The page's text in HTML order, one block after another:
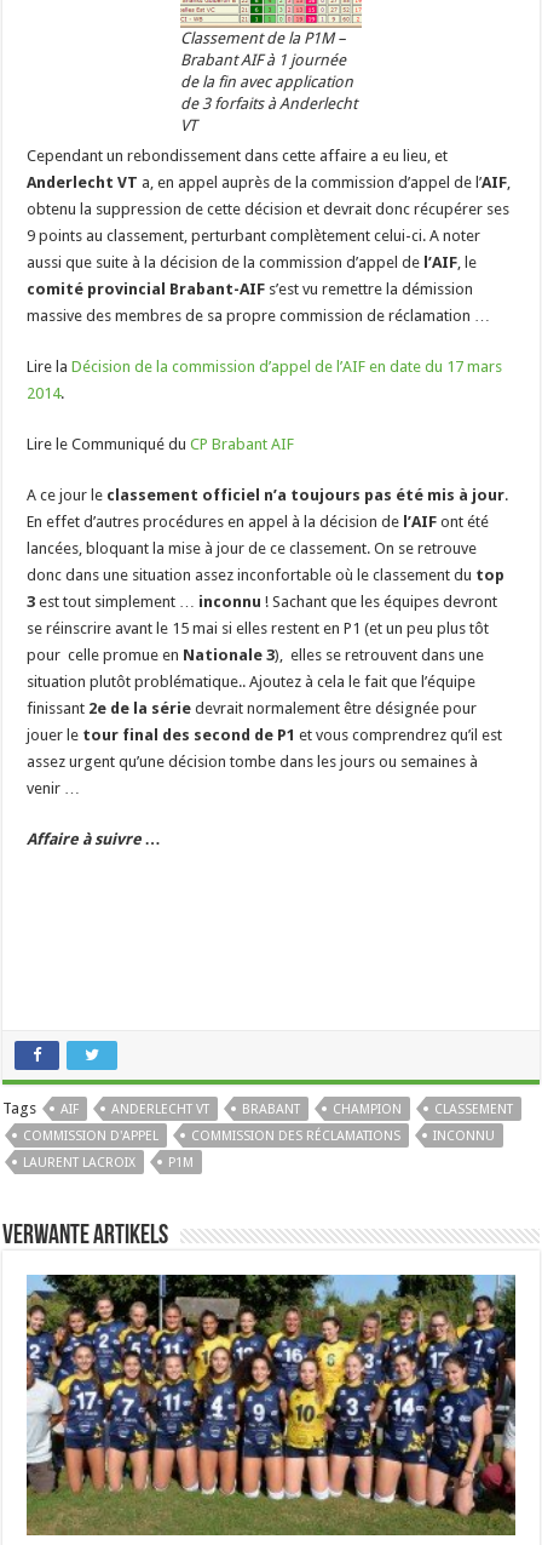
Classement de la P1M –
Brabant AIF à 1 journée
de la fin avec application
de 3 forfaits à Anderlecht
VT
Cependant un rebondissement dans cette affaire a eu lieu, et
Anderlecht VT a, en appel auprès de la commission d’appel de l’AIF,
obtenu la suppression de cette décision et devrait donc récupérer ses
9 points au classement, perturbant complètement celui-ci. A noter
aussi que suite à la décision de la commission d’appel de l’AIF, le
comité provincial Brabant-AIF s’est vu remettre la démission
massive des membres de sa propre commission de réclamation …
Lire laDécision de la commission d’appel de l’AIF en date du 17 mars
2014.
Lire le Communiqué duCP Brabant AIF
A ce jour le classement officiel n’a toujours pas été mis à jour.
En effet d’autres procédures en appel à la décision de l’AIF ont été
lancées, bloquant la mise à jour de ce classement. On se retrouve
donc dans une situation assez inconfortable où le classement du top
3 est tout simplement … inconnu ! Sachant que les équipes devront
se réinscrire avant le 15 mai si elles restent en P1 (et un peu plus tôt
pour celle promue en Nationale 3), elles se retrouvent dans une
situation plutôt problématique.. Ajoutez à cela le fait que l’équipe
finissant 2e de la série devrait normalement être désignée pour
jouer le tour final des second de P1 et vous comprendrez qu’il est
assez urgent qu’une décision tombe dans les jours ou semaines à
venir …
Affaire à suivre …
Tags AIF ANDERLECHT VT BRABANT CHAMPION
CLASSEMENT
COMMISSION D'APPEL
COMMISSION DES RÉCLAMATIONS
INCONNU
LAURENT LACROIX
P1M
Verwante artikels